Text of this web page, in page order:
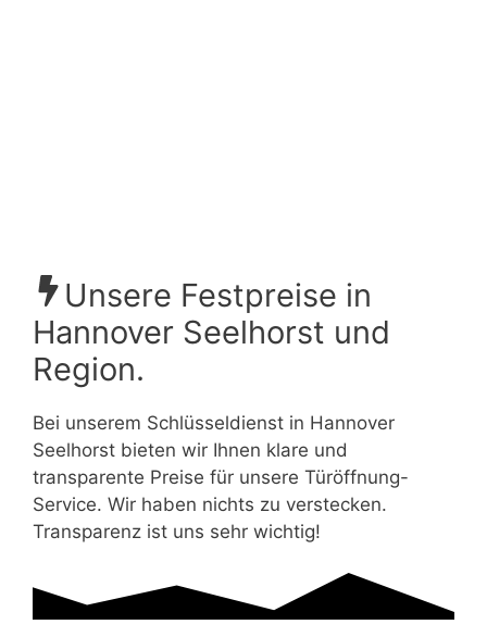
Unsere Festpreise in
Hannover Seelhorst und
Region.
Bei unserem Schlüsseldienst in Hannover
Seelhorst bieten wir Ihnen klare und
transparente Preise für unsere Türöffnung-
Service. Wir haben nichts zu verstecken.
Transparenz ist uns sehr wichtig!